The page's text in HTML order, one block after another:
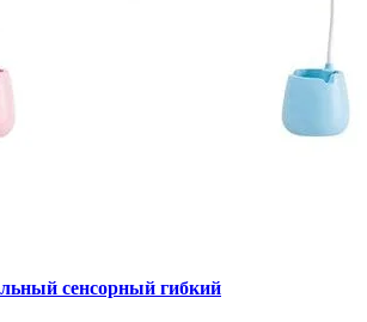
сенсорный гибкий